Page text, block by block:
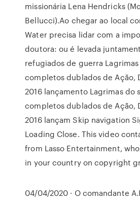
missionária Lena Hendricks
Bellucci).Ao chegar ao local
Water precisa lidar com a
doutora: ou é levada
refugiados de guerra
completos dublados de Ação,
2016 lançamento Lagrimas do
completos dublados de Ação,
2016 lançam Skip navigation
Loading Close. This video
from Lasso Entertainment,
in your country on copyright
04/04/2020 · O comandante